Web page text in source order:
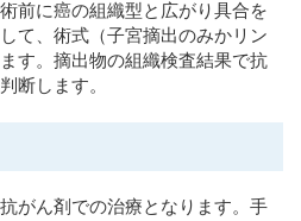
前に癌の組織型と広がり具合を
て、術式（子宮摘出のみかリン
す。摘出物の組織検査結果で抗
断します。
がん剤での治療となります。手